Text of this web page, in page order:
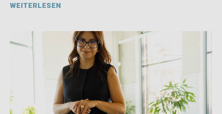
WEITERLESEN